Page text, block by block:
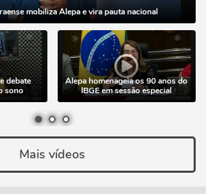
mobiliza Alepa e vira pauta nacional
debate
sono
Alepa homenageia os 90 anos do
IBGE em sessão especial
Mais vídeos